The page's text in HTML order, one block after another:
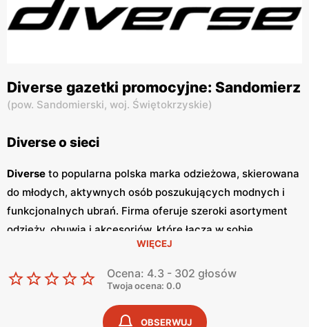
Diverse gazetki promocyjne: Sandomierz
(pow. Sandomierski, woj. Świętokrzyskie)
Diverse o sieci
Diverse to popularna polska marka odzieżowa, skierowana
do młodych, aktywnych osób poszukujących modnych i
funkcjonalnych ubrań. Firma oferuje szeroki asortyment
odzieży, obuwia i akcesoriów, które łączą w sobie
nowoczesny design i wysoką jakość wykonania. Klienci
niskie ceny oraz częste promocje
umożliwiają zakupy w korzystnych warunkach. Jednym z
kluczowych elementów strategii marketingowej
regularnie wydawane
gazetki promocyjne
WIĘCEJ
Ocena: 4.3 - 302 głosów
Twoja ocena: 0.0
OBSERWUJ